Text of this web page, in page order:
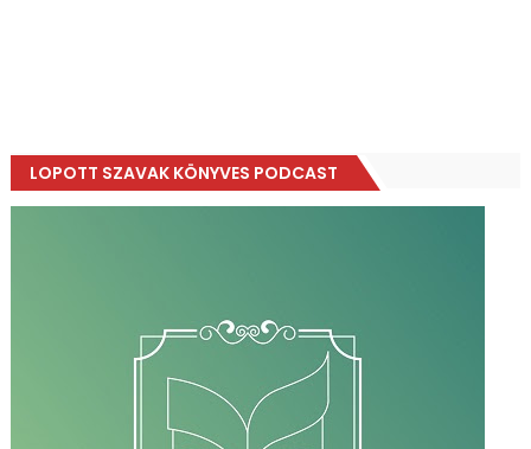
LOPOTT SZAVAK KÖNYVES PODCAST